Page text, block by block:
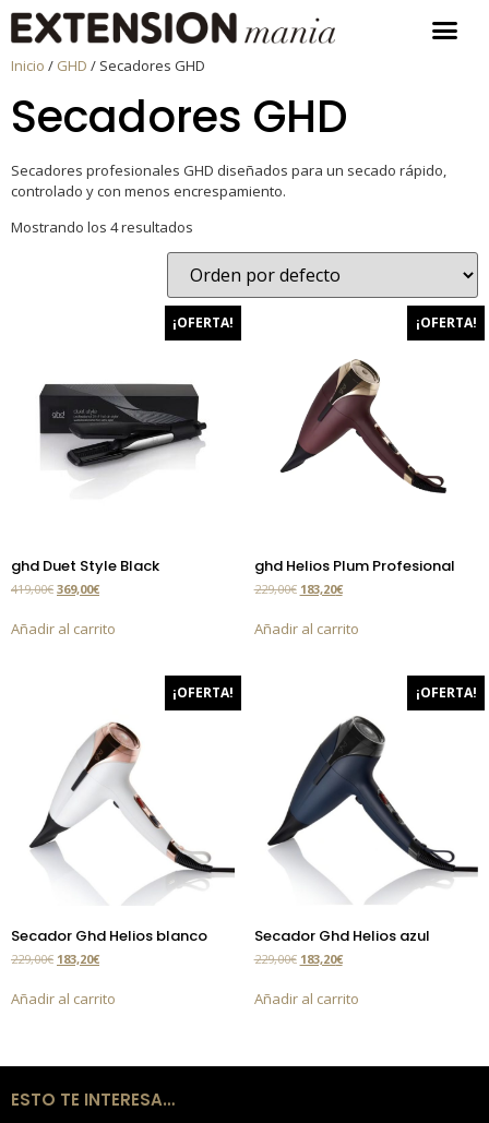
Inicio / GHD / Secadores GHD
Secadores GHD
Secadores profesionales GHD diseñados para un secado rápido,
controlado y con menos encrespamiento.
Mostrando los 4 resultados
¡OFERTA!
ghd Duet Style Black
419,00€ 369,00€
Añadir al carrito
¡OFERTA!
ghd Helios Plum Profesional
229,00€ 183,20€
Añadir al carrito
¡OFERTA!
Secador Ghd Helios blanco
229,00€ 183,20€
Añadir al carrito
¡OFERTA!
Secador Ghd Helios azul
229,00€ 183,20€
Añadir al carrito
ESTO TE INTERESA…